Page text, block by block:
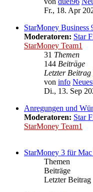
Fr., 18. Apr
StarMoney Business
Moderatoren: Star
StarMoney Team1
31 Themen
144 Beiträge
Letzter Beitrag
von info
Di., 13. Sep
Anregungen und
Moderatoren: Star
StarMoney Team1
StarMoney 3 für
Themen
Beiträge
Letzter Beitrag